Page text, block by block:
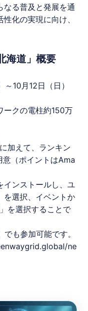
なる普及と発展を通
化の実現に向け、
海道」概要
10月12日（日）
ークの電柱約150万
加えて、ランキン
（ポイントはAma
インストールし、ユ
を選択、イベントか
」を選択することで
も参加可能です。
ne